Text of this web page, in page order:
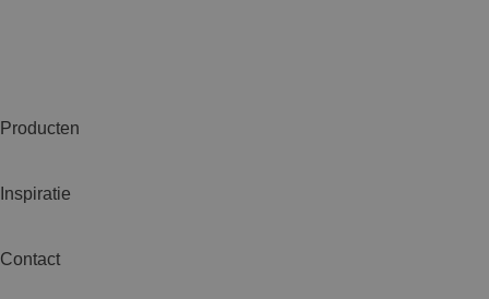
Producten
Inspiratie
Contact